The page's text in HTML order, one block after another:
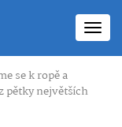
se k ropě a
pětky největších